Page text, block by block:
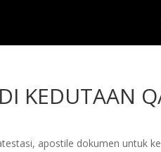
KEDUTAAN
apostile dokumen untuk